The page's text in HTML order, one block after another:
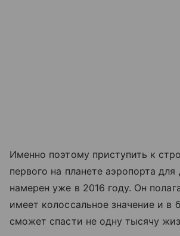
Именно поэтому приступить к
первого на планете аэропорта
намерен уже в 2016 году. Он
имеет колоссальное значение и в
сможет спасти не одну тысячу